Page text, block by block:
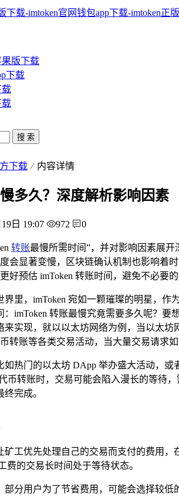
果版下载
下载
载
载
搜 索
下载 内容详情
多久？深度解析影响因素
日 19:07 972 0
转账最慢所需时间”，并对影响因素展
会显著变慢，区块链确认机制也影响着
好预估 imToken 转账时间，避免不必要的
界里，imToken 宛如一颗璀璨的明星，
：imToken 转账最慢究竟需要多久呢？
来实现，就以以太坊网络为例，当以太
币转账等各类交易活动，当大量交易请
如热门的以太坊 DApp 举办盛大活动，
币转账时，交易可能会陷入漫长的等待
完成。
矿工优先处理自己的交易而支付的费用
费的交易长时间处于等待状态。
部分用户为了节省费用，可能会选择较